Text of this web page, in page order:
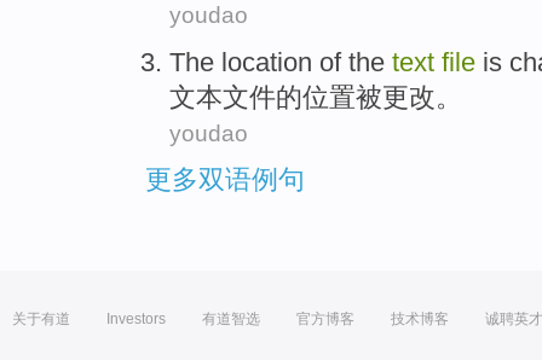
youdao
The location of the text file is
文本文件的位置被更改。
youdao
更多双语例句
关于有道 Investors 有道智选 官方博客 技术博客 诚聘英才